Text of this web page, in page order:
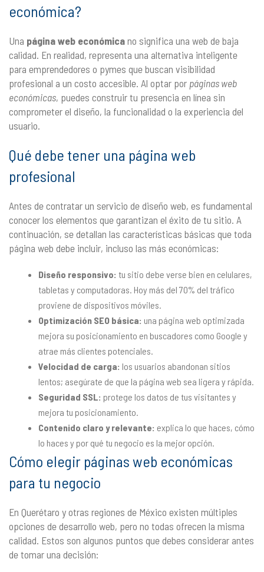
económica?
Una página web económicano significa una web de baja
calidad. En realidad, representa una alternativa inteligente
para emprendedores o pymes que buscan visibilidad
profesional a un costo accesible. Al optar por páginas web
económicas, puedes construir tu presencia en línea sin
comprometer el diseño, la funcionalidad o la experiencia del
usuario.
Qué debe tener una página web
profesional
Antes de contratar un servicio de diseño web, es fundamental
conocer los elementos que garantizan el éxito de tu sitio. A
continuación, se detallan las características básicas que toda
página web debe incluir, incluso las más económicas:
Diseño responsivo: tu sitio debe verse bien en celulares,
tabletas y computadoras. Hoy más del 70% del tráfico
proviene de dispositivos móviles.
Optimización SEO básica: una página web optimizada
mejora su posicionamiento en buscadores como Google y
atrae más clientes potenciales.
Velocidad de carga: los usuarios abandonan sitios
lentos; asegúrate de que la página web sea ligera y rápida.
Seguridad SSL: protege los datos de tus visitantes y
mejora tu posicionamiento.
Contenido claro y relevante: explica lo que haces, cómo
lo haces y por qué tu negocio es la mejor opción.
Cómo elegir páginas web económicas
para tu negocio
En Querétaro y otras regiones de México existen múltiples
opciones de desarrollo web, pero no todas ofrecen la misma
calidad. Estos son algunos puntos que debes considerar antes
de tomar una decisión: